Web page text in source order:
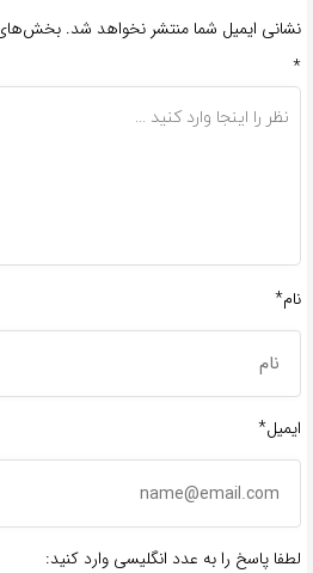
نشانی ایمیل شما منتشر نخواهد شد. بخش‌های
*
نام*
ایمیل*
لطفا پاسخ را به عدد انگلیسی وارد کنید: